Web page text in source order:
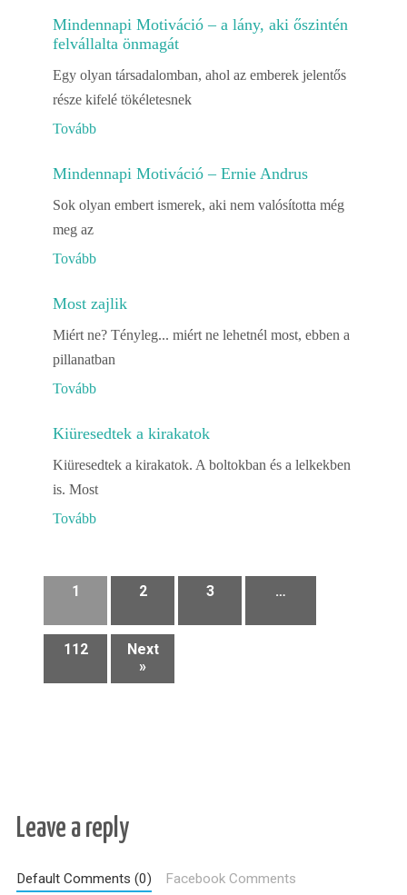
Mindennapi Motiváció – a lány, aki őszintén
felvállalta önmagát
Egy olyan társadalomban, ahol az emberek jelentős
része kifelé tökéletesnek
Tovább
Mindennapi Motiváció – Ernie Andrus
Sok olyan embert ismerek, aki nem valósította még
meg az
Tovább
Most zajlik
Miért ne? Tényleg... miért ne lehetnél most, ebben a
pillanatban
Tovább
Kiüresedtek a kirakatok
Kiüresedtek a kirakatok. A boltokban és a lelkekben
is. Most
Tovább
1 2 3 …
112
Next
»
Leave a reply
Default Comments (0) Facebook Comments